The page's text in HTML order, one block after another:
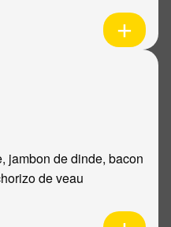
jambon de dinde, bacon
de veau